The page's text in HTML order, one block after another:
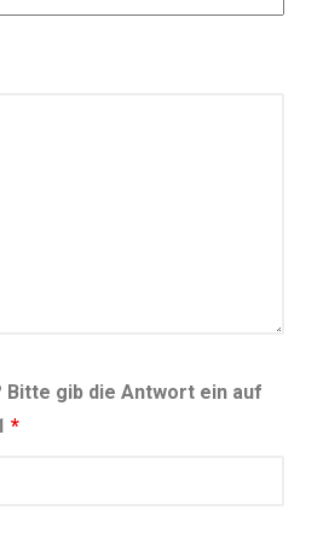
Bitte gib die Antwort ein auf
*